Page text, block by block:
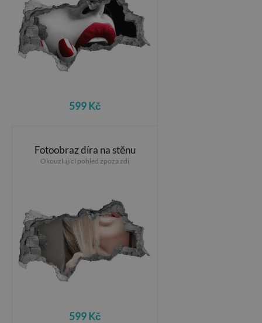
599 Kč
Fotoobraz díra na stěnu
Okouzlující pohled zpoza zdi
599 Kč